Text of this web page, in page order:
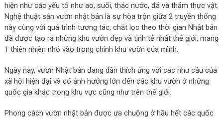
hiện như các yếu tố như ao, suối, thác nước, đá và thảm thực vật.
Nghệ thuật sân vườn nhật bản là sự hòa trộn giữa 2 truyền thống
này cùng với quá trình tương tác, chắt lọc theo thời gian Nhật bản
đã được tạo ra những khu vườn đẹp và tinh tế nhất thế giới, mang
1 thiên nhiên nhỏ vào trong chính khu vườn của mình.
Ngày nay, vườn Nhật bản đang dần thích ứng với các nhu cầu của
xã hội hiện đại và có ảnh hưởng lớn đến các khu vườn ở những
quốc gia khác trong khu vực cũng như trên thế giới.
Phong cách vườn nhật bản được ưa chuộng ở hầu hết các quốc